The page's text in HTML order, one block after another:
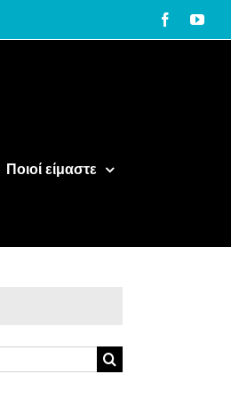
Facebook
Ποιοί είμαστε